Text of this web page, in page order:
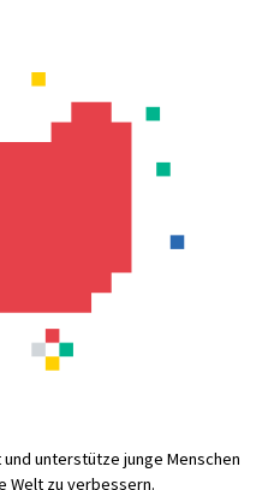
unterstütze junge Menschen
Welt zu verbessern.